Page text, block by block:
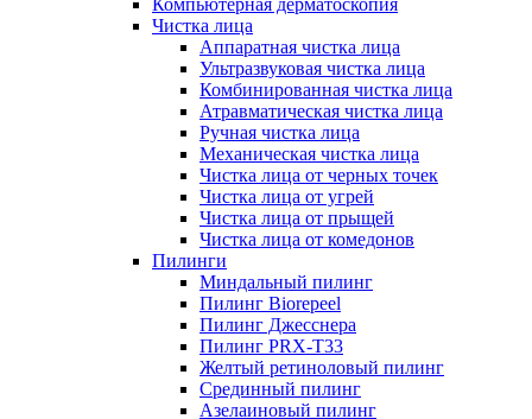
Компьютерная дерматоскопия
Чистка лица
Аппаратная чистка лица
Ультразвуковая чистка лица
Комбинированная чистка лица
Атравматическая чистка лица
Ручная чистка лица
Механическая чистка лица
Чистка лица от черных точек
Чистка лица от угрей
Чистка лица от прыщей
Чистка лица от комедонов
Пилинги
Миндальный пилинг
Пилинг Biorepeel
Пилинг Джесснера
Пилинг PRX-T33
Желтый ретиноловый пилинг
Срединный пилинг
Азелаиновый пилинг